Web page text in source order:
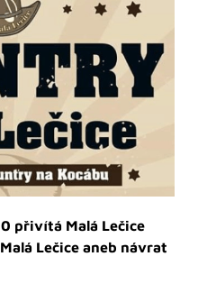
přivítá Malá Lečice
Lečice aneb návrat